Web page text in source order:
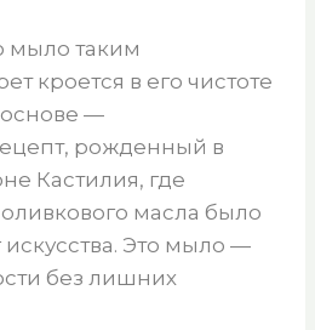
мыло таким
кроется в его чистоте
основе —
рожденный в
Кастилия, где
масла было
искусства. Это мыло —
без лишних